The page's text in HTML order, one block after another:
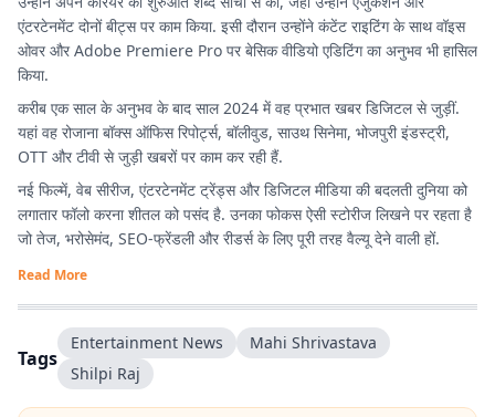
एंटरटेनमेंट दोनों बीट्स पर काम किया. इसी दौरान उन्होंने कंटेंट राइटिंग के साथ वॉइस
ओवर और Adobe Premiere Pro पर बेसिक वीडियो एडिटिंग का अनुभव भी हासिल
किया.
करीब एक साल के अनुभव के बाद साल 2024 में वह प्रभात खबर डिजिटल से जुड़ीं.
यहां वह रोजाना बॉक्स ऑफिस रिपोर्ट्स, बॉलीवुड, साउथ सिनेमा, भोजपुरी इंडस्ट्री,
OTT और टीवी से जुड़ी खबरों पर काम कर रही हैं.
नई फिल्में, वेब सीरीज, एंटरटेनमेंट ट्रेंड्स और डिजिटल मीडिया की बदलती दुनिया को
लगातार फॉलो करना शीतल को पसंद है. उनका फोकस ऐसी स्टोरीज लिखने पर रहता है
जो तेज, भरोसेमंद, SEO-फ्रेंडली और रीडर्स के लिए पूरी तरह वैल्यू देने वाली हों.
Read More
Tags
Entertainment News
Mahi Shrivastava
Shilpi Raj